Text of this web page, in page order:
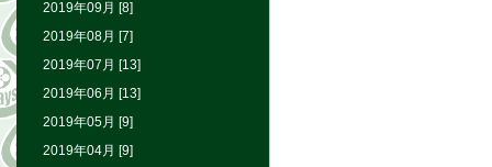
2019年09月 [8]
2019年08月 [7]
2019年07月 [13]
2019年06月 [13]
2019年05月 [9]
2019年04月 [9]